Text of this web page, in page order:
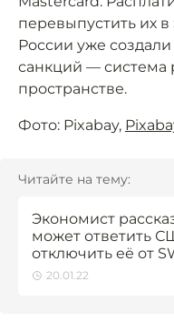
перевыпустить их
России уже создали
санкций — система
пространстве.
Фото: Pixabay,
Читайте на тему:
Экономист
может ответить
отключить её от
20.01.22